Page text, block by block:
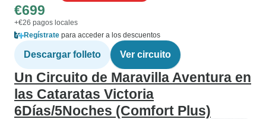
€699
+€26 pagos locales
Regístrate para acceder a los descuentos
Descargar folleto Ver circuito
Un Circuito de Maravilla Aventura en
las Cataratas Victoria
6Días/5Noches (Comfort Plus)